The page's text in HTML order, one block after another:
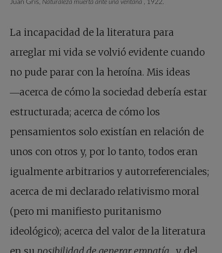
Juan Gris, Naturaleza muerta ante una ventana , 1922.
La incapacidad de la literatura para
arreglar mi vida se volvió evidente cuando
no pude parar con la heroína. Mis ideas
―acerca de cómo la sociedad debería estar
estructurada; acerca de cómo los
pensamientos solo existían en relación de
unos con otros y, por lo tanto, todos eran
igualmente arbitrarios y autorreferenciales;
acerca de mi declarado relativismo moral
(pero mi manifiesto puritanismo
ideológico); acerca del valor de la literatura